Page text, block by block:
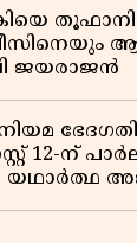
ജയരാജൻ
ഭേദഗതി
12-ന്
യഥാർത്ഥ